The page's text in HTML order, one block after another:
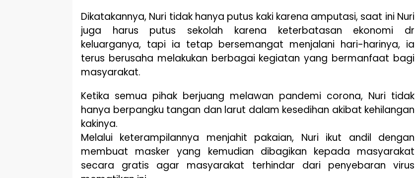
Dikatakannya, Nuri tidak hanya putus kaki karena amputasi, saat ini Nuri
juga harus putus sekolah karena keterbatasan ekonomi dr
keluarganya, tapi ia tetap bersemangat menjalani hari-harinya, ia
terus berusaha melakukan berbagai kegiatan yang bermanfaat bagi
masyarakat.
Ketika semua pihak berjuang melawan pandemi corona, Nuri tidak
hanya berpangku tangan dan larut dalam kesedihan akibat kehilangan
kakinya.
Melalui keterampilannya menjahit pakaian, Nuri ikut andil dengan
membuat masker yang kemudian dibagikan kepada masyarakat
secara gratis agar masyarakat terhindar dari penyebaran virus